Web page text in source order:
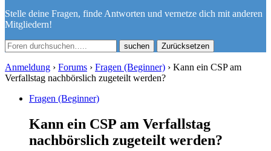
Stelle deine Fragen, finde Antworten und vernetze dich mit anderen
Mitgliedern!
Zurücksetzen
Anmeldung › Forums › Fragen (Beginner) › Kann ein CSP am
Verfallstag nachbörslich zugeteilt werden?
Fragen (Beginner)
Kann ein CSP am Verfallstag
nachbörslich zugeteilt werden?